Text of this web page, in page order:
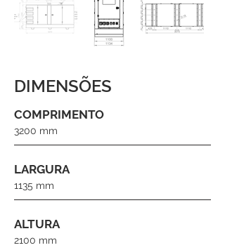
DIMENSÕES
COMPRIMENTO
3200 mm
LARGURA
1135 mm
ALTURA
2100 mm